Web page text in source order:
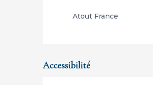
Atout France
Accessibilité